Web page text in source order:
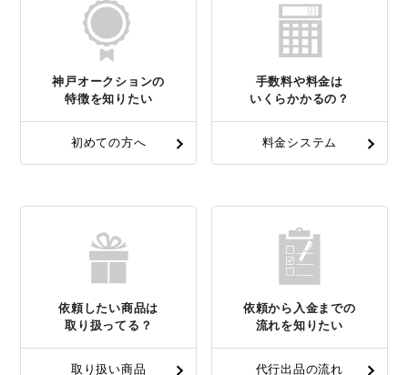
神戸オークションの
特徴を知りたい
初めての方へ
手数料や料金は
いくらかかるの？
料金システム
依頼したい商品は
取り扱ってる？
取り扱い商品
依頼から入金までの
流れを知りたい
代行出品の流れ